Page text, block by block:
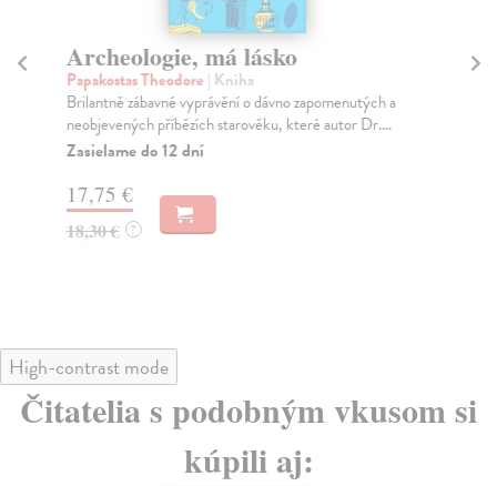
Archeologie, má lásko
Papakostas Theodore | Kniha
Brilantně zábavné vyprávění o dávno zapomenutých a
neobjevených příbězích starověku, které autor Dr....
Zasielame do 12 dní
17,75 €
18,30 € ?
High-contrast mode
Čitatelia s podobným vkusom si
kúpili aj: